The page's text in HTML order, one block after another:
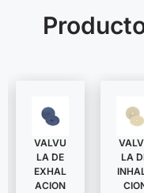
VALVU
LA DE
EXHAL
ACION
LA